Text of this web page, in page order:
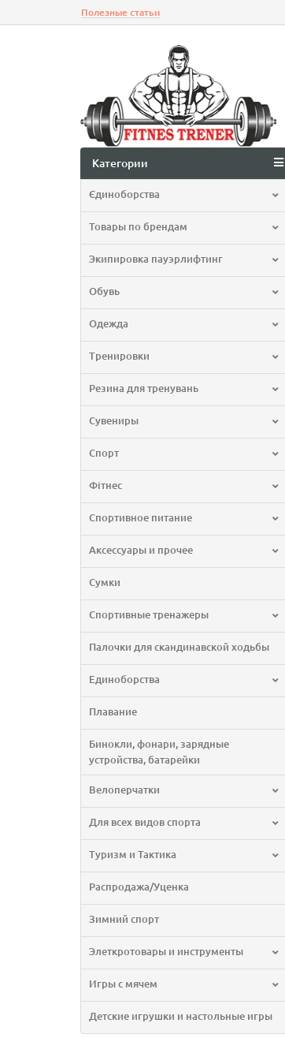
Полезные статьи
Категории
Єдиноборства
Товары по брендам
Экипировка пауэрлифтинг
Обувь
Одежда
Тренировки
Резина для тренувань
Сувениры
Спорт
Фітнес
Спортивное питание
Аксессуары и прочее
Сумки
Спортивные тренажеры
Палочки для скандинавской ходьбы
Единоборства
Плавание
Бинокли, фонари, зарядные
устройства, батарейки
Велоперчатки
Для всех видов спорта
Туризм и Тактика
Распродажа/Уценка
Зимний спорт
Элеткротовары и инструменты
Игры с мячем
Детские игрушки и настольные игры